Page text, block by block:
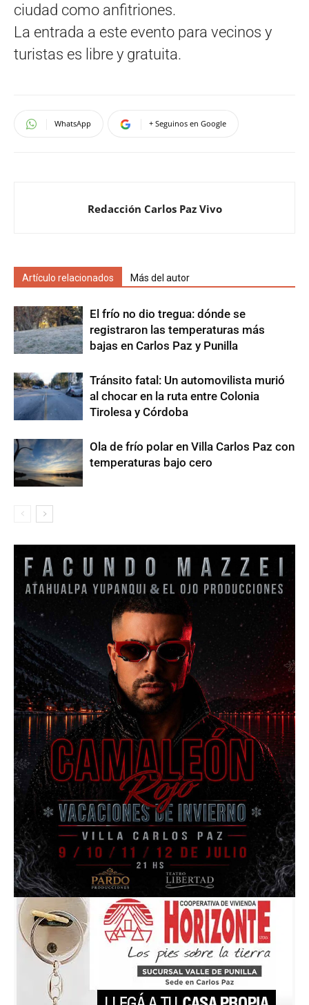
ciudad como anfitriones.
La entrada a este evento para vecinos y
turistas es libre y gratuita.
WhatsApp + Seguinos en Google
Redacción Carlos Paz Vivo
Artículo relacionados Más del autor
El frío no dio tregua: dónde se
registraron las temperaturas más
bajas en Carlos Paz y Punilla
Tránsito fatal: Un automovilista murió
al chocar en la ruta entre Colonia
Tirolesa y Córdoba
Ola de frío polar en Villa Carlos Paz con
temperaturas bajo cero